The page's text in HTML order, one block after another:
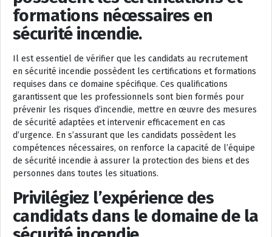
formations nécessaires en
sécurité incendie.
Il est essentiel de vérifier que les candidats au recrutement
en sécurité incendie possèdent les certifications et formations
requises dans ce domaine spécifique. Ces qualifications
garantissent que les professionnels sont bien formés pour
prévenir les risques d’incendie, mettre en œuvre des mesures
de sécurité adaptées et intervenir efficacement en cas
d’urgence. En s’assurant que les candidats possèdent les
compétences nécessaires, on renforce la capacité de l’équipe
de sécurité incendie à assurer la protection des biens et des
personnes dans toutes les situations.
Privilégiez l’expérience des
candidats dans le domaine de la